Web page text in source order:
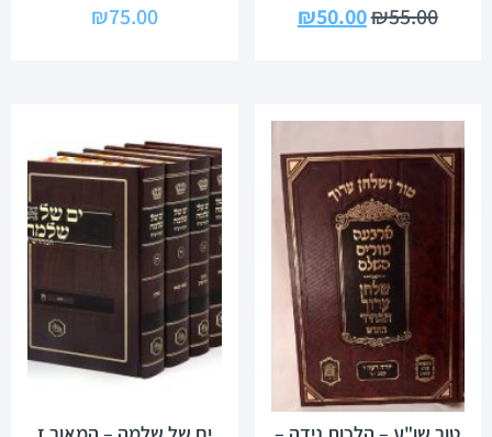
₪55.00
₪50.00
₪75.00